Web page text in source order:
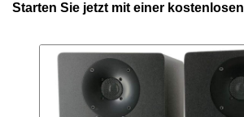
Starten Sie jetzt mit einer kostenlosen